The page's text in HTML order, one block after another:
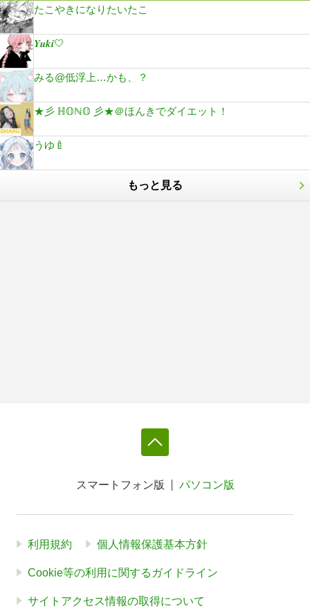
たこやきになりたいたこ
𝒀𝒖𝒌𝒊🤍
みる@低浮上…かも、？
★彡 ℍ𝕆ℕ𝕆 彡★＠ほんきでダイエット！
うゆ🍼
もっと見る
スマートフォン版 パソコン版
利用規約 個人情報保護基本方針
Cookie等の利用に関するガイドライン
サイトアクセス情報の取得について